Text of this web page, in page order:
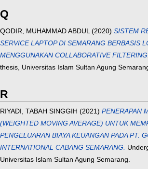
Q
QODIR, MUHAMMAD ABDUL(2020) SISTEM
SERVICE LAPTOP DI SEMARANG BERBASIS
MENGGUNAKAN COLLABORATIVE FILTERING.
thesis, Universitas Islam Sultan Agung
R
RIYADI, TABAH SINGGIH (2021) PENERAPAN
(WEIGHTED MOVING AVERAGE) UNTUK
PENGELUARAN BIAYA KEUANGAN PADA PT.
INTERNATIONAL CABANG SEMARANG.
Universitas Islam Sultan Agung Semarang.